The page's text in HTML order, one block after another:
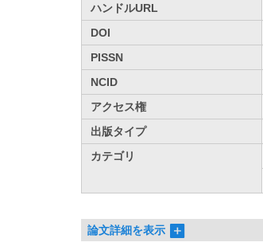
ハンドルURL
DOI
PISSN
NCID
アクセス権
出版タイプ
カテゴリ
論文詳細を表示